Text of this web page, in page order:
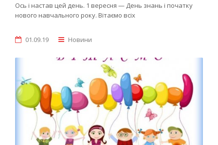
Ось і настав цей день. 1 вересня — День знань і початку
нового навчального року. Вітаємо всіх
01.09.19 Новини